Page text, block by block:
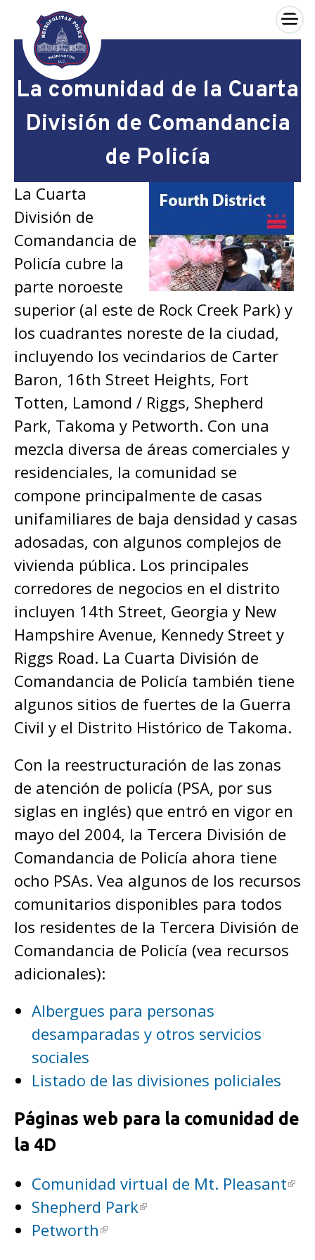
Skip to main content
×
La comunidad de la Cuarta
División de Comandancia
de Policía
La Cuarta
División de
Comandancia de
Policía cubre la
parte noroeste
superior (al este de Rock Creek Park) y
los cuadrantes noreste de la ciudad,
incluyendo los vecindarios de Carter
Baron, 16th Street Heights, Fort
Totten, Lamond / Riggs, Shepherd
Park, Takoma y Petworth. Con una
mezcla diversa de áreas comerciales y
residenciales, la comunidad se
compone principalmente de casas
unifamiliares de baja densidad y casas
adosadas, con algunos complejos de
vivienda pública. Los principales
corredores de negocios en el distrito
incluyen 14th Street, Georgia y New
Hampshire Avenue, Kennedy Street y
Riggs Road. La Cuarta División de
Comandancia de Policía también tiene
algunos sitios de fuertes de la Guerra
Civil y el Distrito Histórico de Takoma.
Con la reestructuración de las zonas
de atención de policía (PSA, por sus
siglas en inglés) que entró en vigor en
mayo del 2004, la Tercera División de
Comandancia de Policía ahora tiene
ocho PSAs. Vea algunos de los recursos
comunitarios disponibles para todos
los residentes de la Tercera División de
Comandancia de Policía (vea recursos
adicionales):
Albergues para personas
desamparadas y otros servicios
sociales
Listado de las divisiones policiales
Páginas web para la comunidad de
la 4D
Comunidad virtual de Mt. Pleasant
Shepherd Park
Petworth